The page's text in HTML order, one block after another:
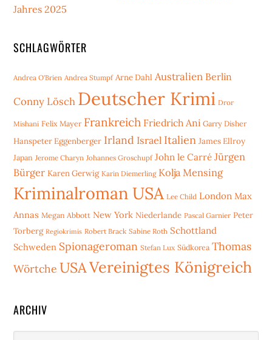
Jahres 2025
SCHLAGWÖRTER
Andrea O'Brien Andrea Stumpf Arne Dahl Australien Berlin
Conny Lösch Deutscher Krimi Dror
Mishani Felix Mayer Frankreich Friedrich Ani Garry Disher
Hanspeter Eggenberger Irland Israel Italien James Ellroy
Japan Jerome Charyn Johannes Groschupf John le Carré Jürgen
Bürger Karen Gerwig Karin Diemerling Kolja Mensing
Kriminalroman USA Lee Child London Max
Annas Megan Abbott New York Niederlande Pascal Garnier Peter
Torberg Regiokrimis Robert Brack Sabine Roth Schottland
Schweden Spionageroman Stefan Lux Südkorea Thomas
Wörtche USAVereinigtes Königreich
ARCHIV